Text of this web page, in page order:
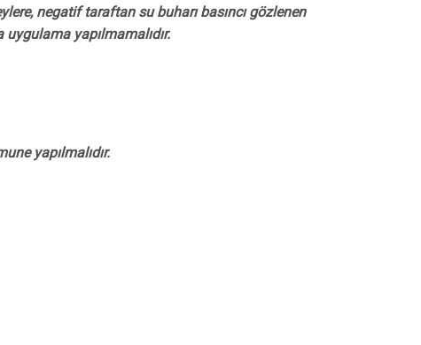
negatif taraftan su buharı basıncı gözlenen
yapılmamalıdır.
yapılmalıdır.